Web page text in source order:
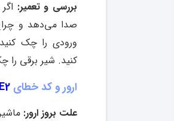
بررسی و تعمیر:
صدا می‌دهد و چراغ چشمک می‌زند
ورودی را چک کنید
کنید. شیر برقی را
ارور و کد خطای E2
علت بروز ارور: